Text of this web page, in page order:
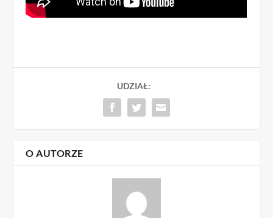
UDZIAŁ:
O AUTORZE